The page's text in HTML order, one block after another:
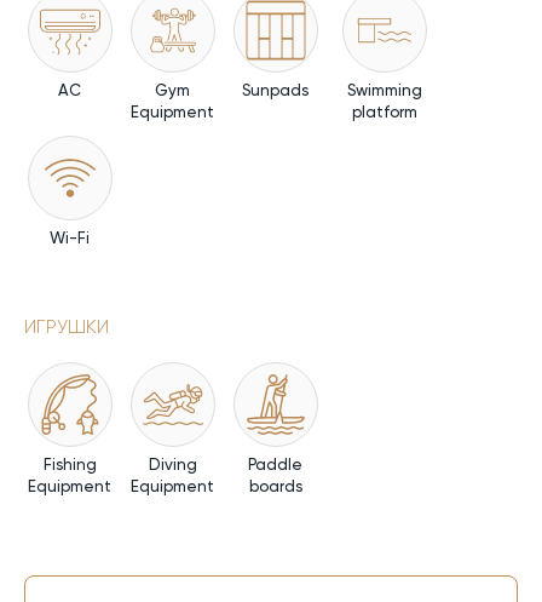
AC
Gym
Equipment
Sunpads
Swimming
platform
Wi-Fi
ИГРУШКИ
Fishing
Equipment
Diving
Equipment
Paddle
boards